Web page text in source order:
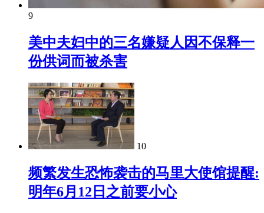
9
美中夫妇中的三名嫌疑人因不保释一
份供词而被杀害
10
频繁发生恐怖袭击的马里大使馆提醒:
明年6月12日之前要小心